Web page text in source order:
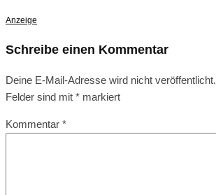
Anzeige
Schreibe einen Kommentar
Deine E-Mail-Adresse wird nicht veröffentlicht.
Felder sind mit * markiert
Kommentar *